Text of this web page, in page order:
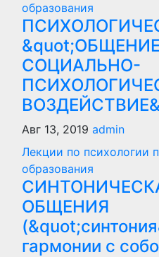
образования
СОЦИАЛЬНО-
Авг 13, 2019 admin
Лекции по психологии
образования
ОБЩЕНИЯ
гармонии с